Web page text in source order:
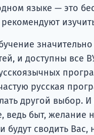
языке — это
и доступны все
русская
другой выбор.
ведь быт, желание
будут сводить